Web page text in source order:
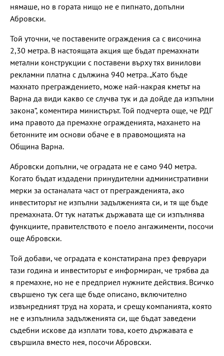
нямаше, но в гората нищо не е пипнато, допълни
Абровски.
Той уточни, че поставените ограждения са с височина
2,30 метра. В настоящата акция ще бъдат премахнати
метални конструкции с поставени върху тях винилови
рекламни платна с дължина 940 метра. „Като бъде
махнато преграждението, може най-накрая кметът на
Варна да види какво се случва тук и да дойде да изпълни
закона“, коментира министърът. Той подчерта още, че РДГ
има правото да премахне огражденията, махането на
бетонните им основи обаче е в правомощията на
Община Варна.
Абровски допълни, че оградата не е само 940 метра.
Когато бъдат издадени принудителни административни
мерки за останалата част от прегражденията, ако
инвеститорът не изпълни задълженията си, и тя ще бъде
премахната. От тук нататък държавата ще си изпълнява
функциите, правителството е поело ангажименти, посочи
още Абровски.
Той добави, че оградата е констатирана през февруари
тази година и инвеститорът е информиран, че трябва да
я премахне, но не е предприел нужните действия. Всичко
свършено тук сега ще бъде описано, включително
извънредният труд на хората, и срещу компанията, която
не е изпълнила задълженията си, ще бъдат заведени
съдебни искове да изплати това, което държавата е
свършила вместо нея, посочи Абровски.